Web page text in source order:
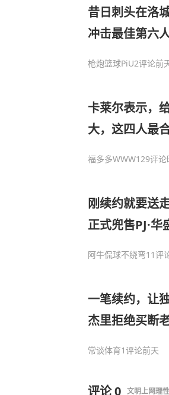
昔日刺头在洛
冲击最佳第六
枪炮篮球PiU2评论前
卡莱尔表示，
大，这四人最
福多多WWW129评论
刚续约就要送
正式兜售PJ·华
阿牛侃球不绕弯11评
一笔续约，让
杰里拒绝买断
常谈体育1评论前天
评论0 文明上网理